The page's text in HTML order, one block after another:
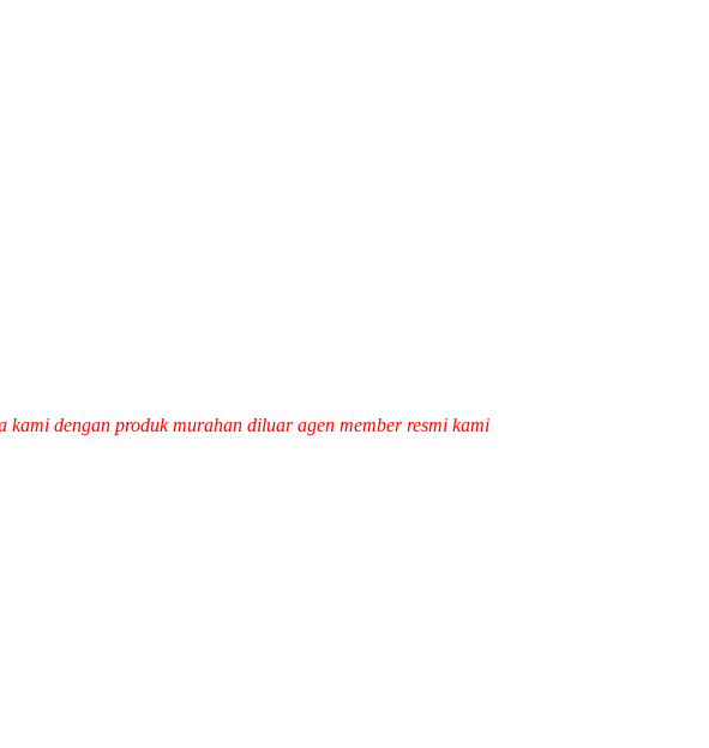
kami dengan produk murahan diluar agen member resmi kami